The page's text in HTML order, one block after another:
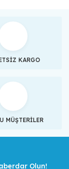
KARGO
MÜŞTERİLER
Olun!